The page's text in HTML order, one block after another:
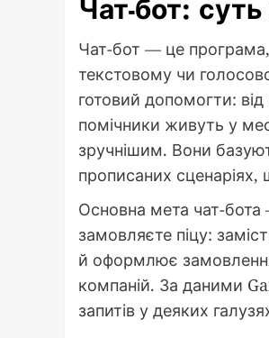
Чат-бот:
Чат-бот — це програма,
текстовому чи
готовий допомогти: від
помічники живуть у
зручнішим. Вони
прописаних сценаріях,
Основна мета чат-бота
замовляєте піцу:
й оформлює
компаній. За даними
запитів у деяких